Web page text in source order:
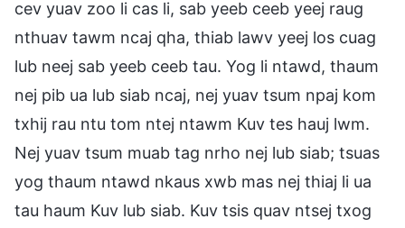
cev yuav zoo li cas li, sab yeeb ceeb yeej raug
nthuav tawm ncaj qha, thiab lawv yeej los cuag
lub neej sab yeeb ceeb tau. Yog li ntawd, thaum
nej pib ua lub siab ncaj, nej yuav tsum npaj kom
txhij rau ntu tom ntej ntawm Kuv tes hauj lwm.
Nej yuav tsum muab tag nrho nej lub siab; tsuas
yog thaum ntawd nkaus xwb mas nej thiaj li ua
tau haum Kuv lub siab. Kuv tsis quav ntsej txog